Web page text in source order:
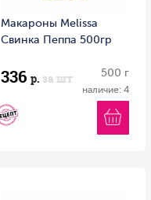
Макароны Melissa
Свинка Пеппа 500гр
336 р. за шт 500 г
наличие: 4